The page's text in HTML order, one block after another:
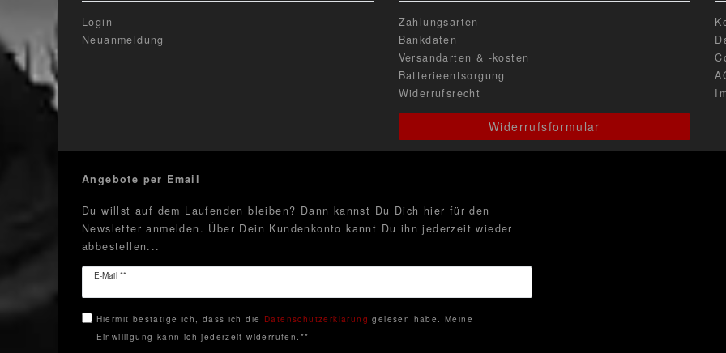
Login
Neuanmeldung
Zahlungsarten
Bankdaten
Versandarten & -kosten
Batterieentsorgung
Widerrufsrecht
Widerrufsformular
Angebote per Email
Du willst auf dem Laufenden bleiben? Dann kannst Du Dich hier für den
Newsletter anmelden. Über Dein Kundenkonto kannt Du ihn jederzeit wieder
abbestellen...
E-Mail **
Newsletter
Hiermit bestätige ich, dass ich die Daten­schutz­erklärung gelesen habe. Meine
Einwilligung kann ich jederzeit widerrufen.**